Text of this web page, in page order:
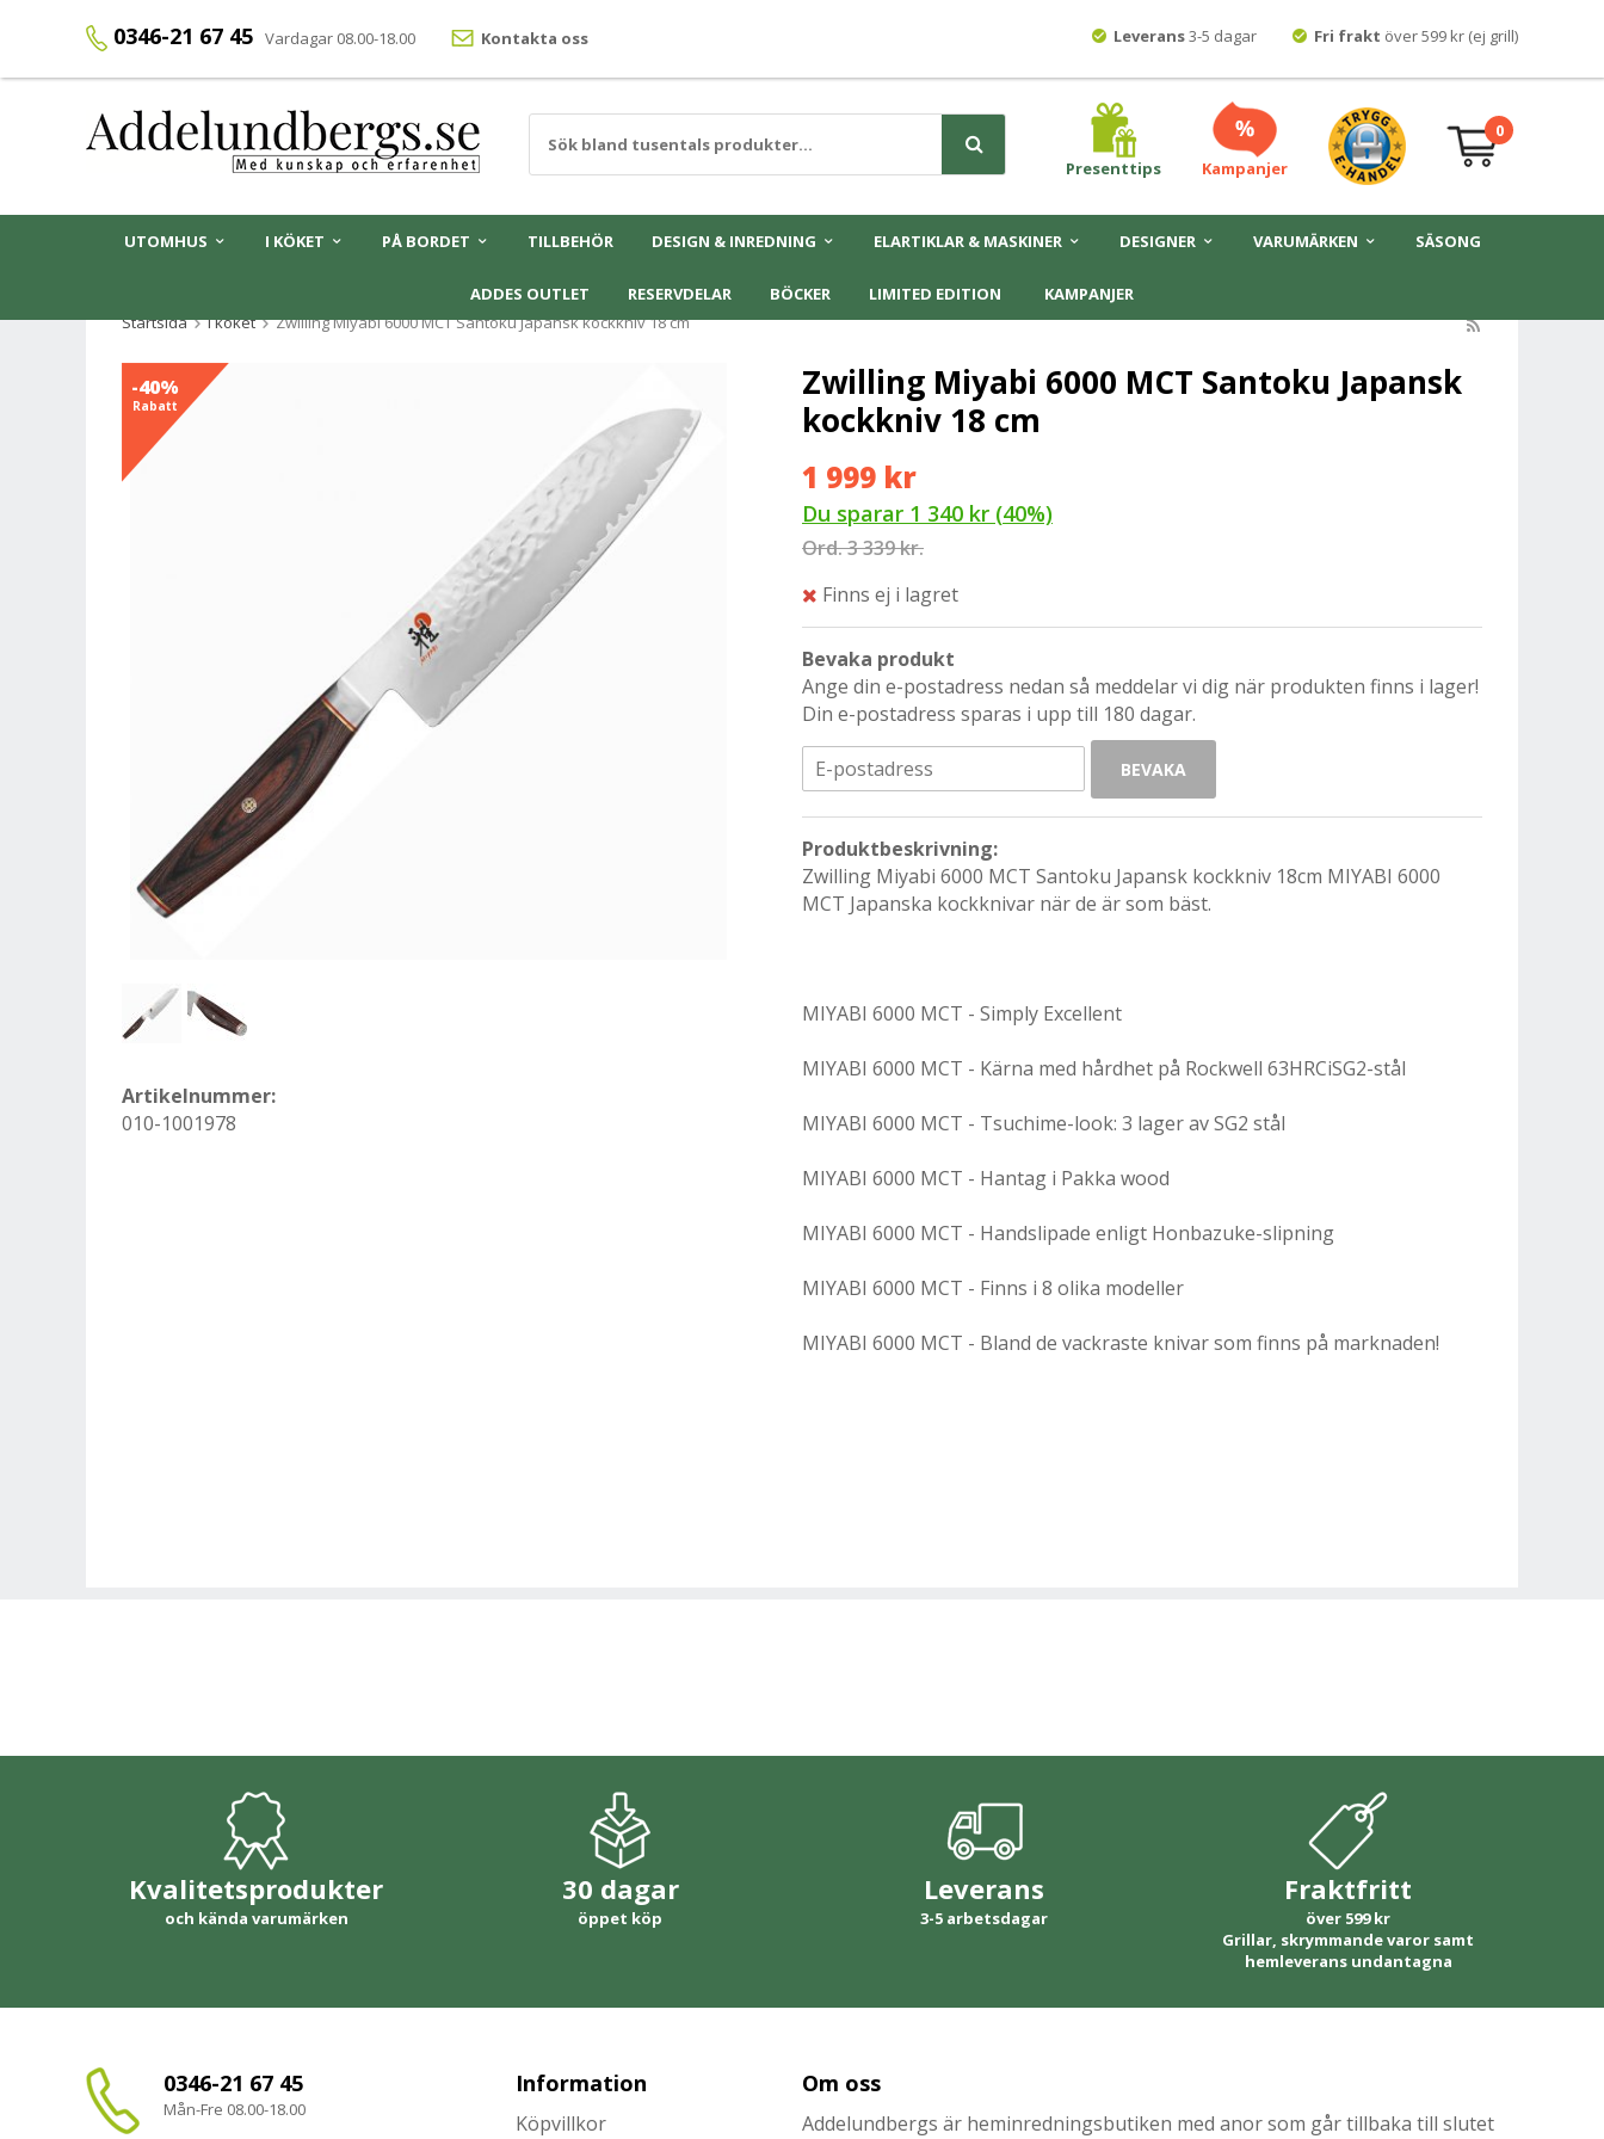
0346-21 67 45 Vardagar 08.00-18.00 Kontakta oss Leverans3-5 dagar Fri frakt över 599 kr (ej grill)
Presenttips Kampanjer
0
UTOMHUS I KÖKET PÅ BORDET TILLBEHÖR DESIGN & INREDNING ELARTIKLAR & MASKINER DESIGNER VARUMÄRKEN SÄSONG
ADDES OUTLET RESERVDELAR BÖCKER LIMITED EDITION
KAMPANJER
Startsida
I köket Zwilling Miyabi 6000 MCT Santoku Japansk kockkniv 18 cm
-40%
Rabatt
Zwilling Miyabi 6000 MCT Santoku Japansk
kockkniv 18 cm
1 999 kr
Du sparar 1 340 kr (40%)
Ord.3 339 kr.
Finns ej i lagret
Bevaka produkt
Ange din e-postadress nedan så meddelar vi dig när produkten finns i lager!
Din e-postadress sparas i upp till 180 dagar.
BEVAKA
Produktbeskrivning:
Zwilling Miyabi 6000 MCT Santoku Japansk kockkniv 18cm MIYABI 6000
MCT Japanska kockknivar när de är som bäst.
MIYABI 6000 MCT - Simply Excellent
MIYABI 6000 MCT - Kärna med hårdhet på Rockwell 63HRCiSG2-stål
MIYABI 6000 MCT - Tsuchime-look: 3 lager av SG2 stål
MIYABI 6000 MCT - Hantag i Pakka wood
MIYABI 6000 MCT - Handslipade enligt Honbazuke-slipning
MIYABI 6000 MCT - Finns i 8 olika modeller
MIYABI 6000 MCT - Bland de vackraste knivar som finns på marknaden!
Artikelnummer:
010-1001978
Kvalitetsprodukter
och kända varumärken
30 dagar
öppet köp
Leverans
3-5 arbetsdagar
Fraktfritt
över 599 kr
Grillar, skrymmande varor samt
hemleverans undantagna
0346-21 67 45
Mån-Fre 08.00-18.00
Information
Köpvillkor
Om oss
Addelundbergs är heminredningsbutiken med anor som går tillbaka till slutet